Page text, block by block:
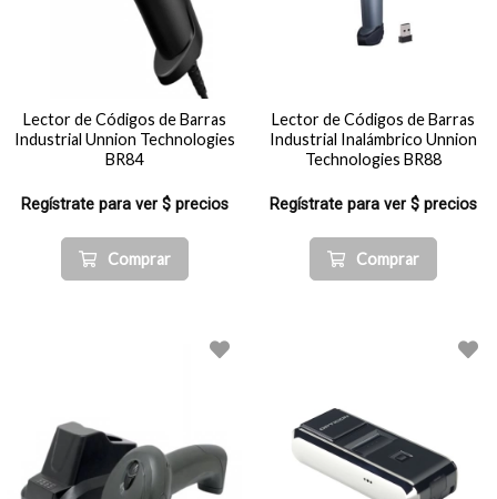
Lector de Códigos de Barras
Industrial Unnion Technologies
BR84
Regístrate para ver $ precios
Comprar
Lector de Códigos de Barras
Industrial Inalámbrico Unnion
Technologies BR88
Regístrate para ver $ precios
Comprar